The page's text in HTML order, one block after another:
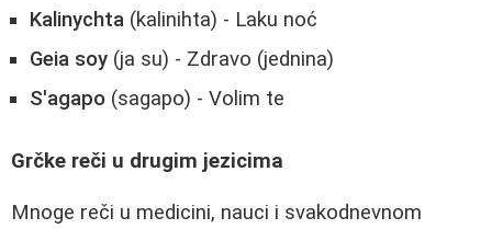
Kalinychta (kalinihta) - Laku noć
Geia soy (ja su) - Zdravo (jednina)
S'agapo (sagapo) - Volim te
Grčke reči u drugim jezicima
Mnoge reči u medicini, nauci i svakodnevnom